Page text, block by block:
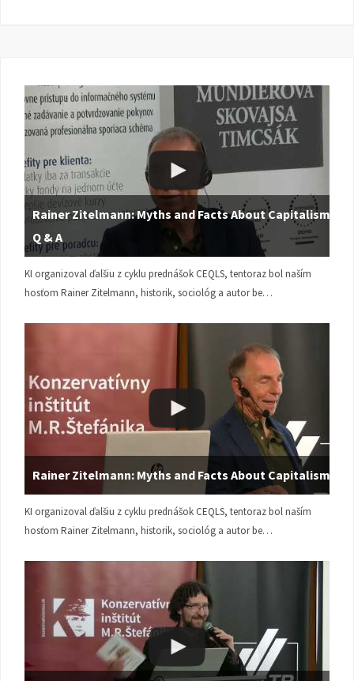
Rainer Zitelmann: Myths and Facts About Capitalism |
Q & A
KI organizoval ďalšiu z cyklu prednášok CEQLS, tentoraz bol naším
hosťom Rainer Zitelmann, historik, sociológ a autor be…
Rainer Zitelmann: Myths and Facts About Capitalism
KI organizoval ďalšiu z cyklu prednášok CEQLS, tentoraz bol naším
hosťom Rainer Zitelmann, historik, sociológ a autor be…